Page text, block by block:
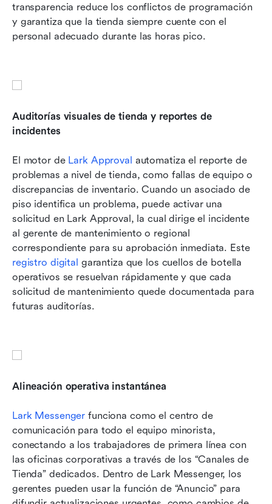
transparencia reduce los conflictos de programación
y garantiza que la tienda siempre cuente con el
personal adecuado durante las horas pico.
Auditorías visuales de tienda y reportes de
incidentes
El motor de Lark Approval automatiza el reporte de
problemas a nivel de tienda, como fallas de equipo o
discrepancias de inventario. Cuando un asociado de
piso identifica un problema, puede activar una
solicitud en Lark Approval, la cual dirige el incidente
al gerente de mantenimiento o regional
correspondiente para su aprobación inmediata. Este
registro digital garantiza que los cuellos de botella
operativos se resuelvan rápidamente y que cada
solicitud de mantenimiento quede documentada para
futuras auditorías.
Alineación operativa instantánea
Lark Messenger funciona como el centro de
comunicación para todo el equipo minorista,
conectando a los trabajadores de primera línea con
las oficinas corporativas a través de los “Canales de
Tienda” dedicados. Dentro de Lark Messenger, los
gerentes pueden usar la función de “Anuncio” para